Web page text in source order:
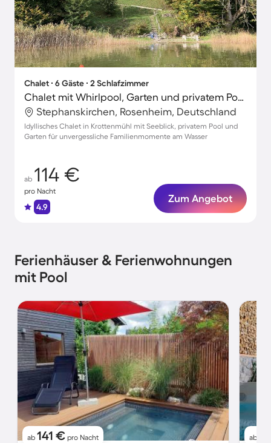
Chalet ∙ 6 Gäste ∙ 2 Schlafzimmer
Chalet mit Whirlpool, Garten und privatem Pool | Seeblick | Perfekt für die Arbeit von Zuhause
Stephanskirchen, Rosenheim, Deutschland
Idyllisches Chalet in Krottenmühl mit Seeblick, privatem Pool und
Garten für unvergessliche Familienmomente am Wasser
ab 114 €
pro Nacht
4.9
Zum Angebot
Ferienhäuser & Ferienwohnungen
mit Pool
ab 141 € pro Nacht ab